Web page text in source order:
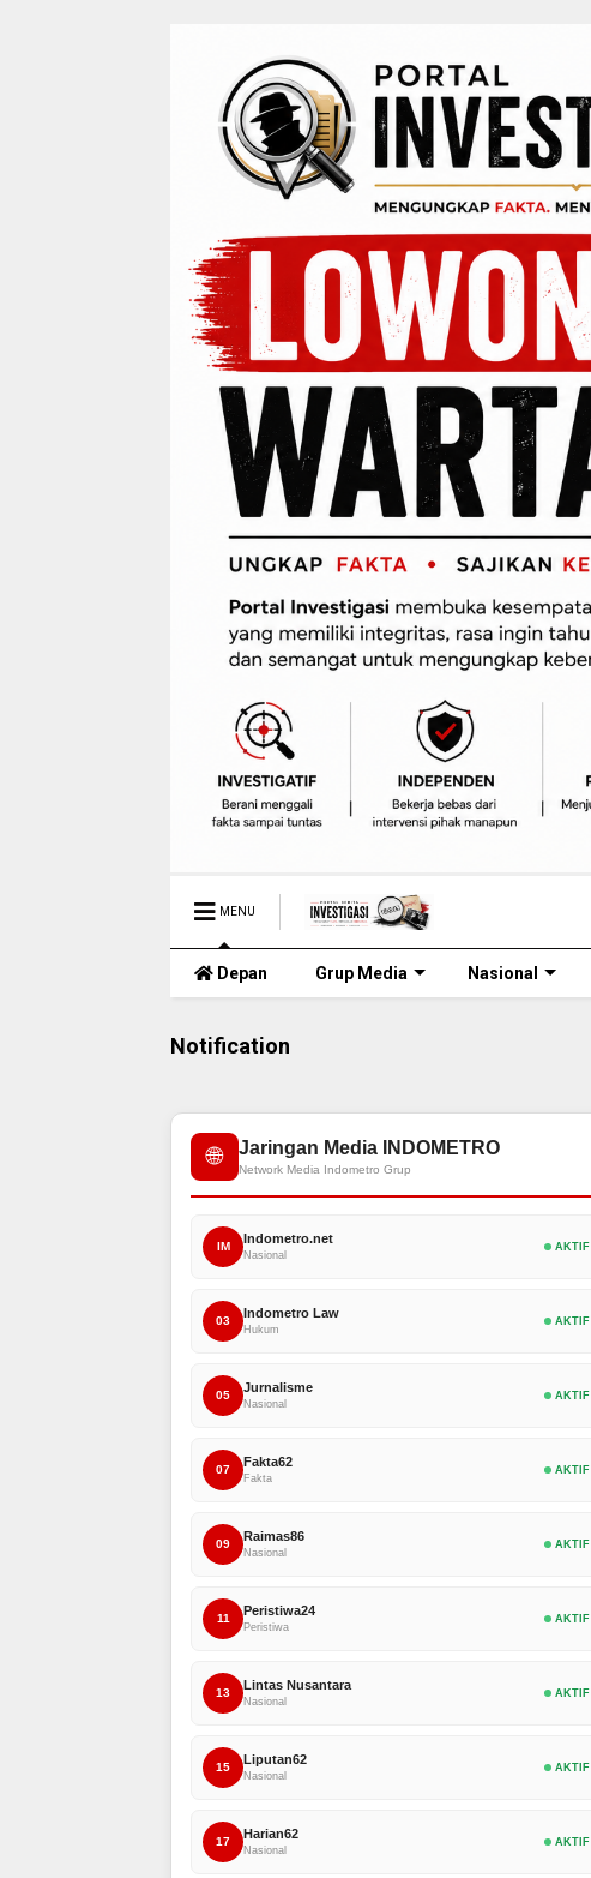
MENU
Depan Grup Media Nasional
Notification
🌐 Jaringan Media INDOMETRO
Network Media Indometro Grup
IM
Indometro.net
Nasional
AKTIF
03
Indometro Law
Hukum
AKTIF
05
Jurnalisme
Nasional
AKTIF
07
Fakta62
Fakta
AKTIF
09
Raimas86
Nasional
AKTIF
11
Peristiwa24
Peristiwa
AKTIF
13
Lintas Nusantara
Nasional
AKTIF
15
Liputan62
Nasional
AKTIF
17
Harian62
Nasional
AKTIF